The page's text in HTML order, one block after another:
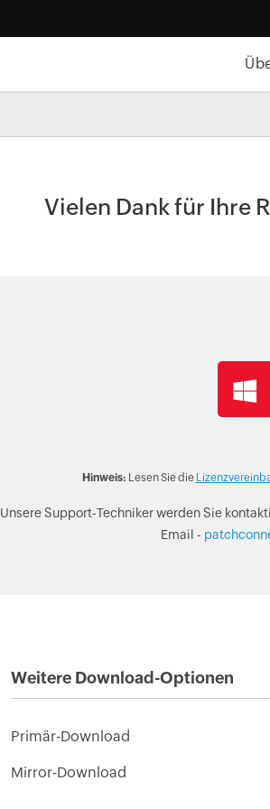
Vielen Dank für Ihre
Hinweis: Lesen Sie die
Unsere Support-Techniker werden Sie
Email -
Weitere Download-Optionen
Primär-Download
Mirror-Download